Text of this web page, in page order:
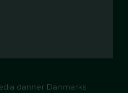
danner Danmarks